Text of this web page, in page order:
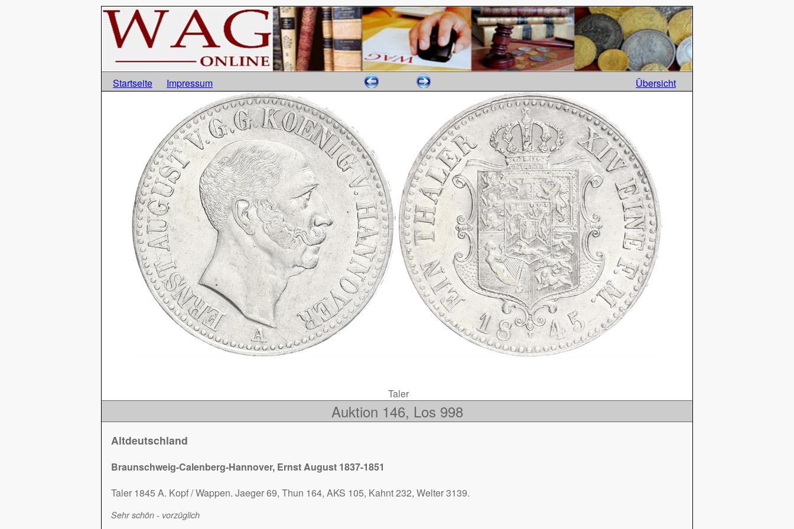
Startseite Impressum Übersicht
Taler
Auktion 146, Los 998
Altdeutschland
Braunschweig-Calenberg-Hannover, Ernst August 1837-1851
Taler 1845 A. Kopf / Wappen. Jaeger 69, Thun 164, AKS 105, Kahnt 232, Welter 3139.
Sehr schön - vorzüglich